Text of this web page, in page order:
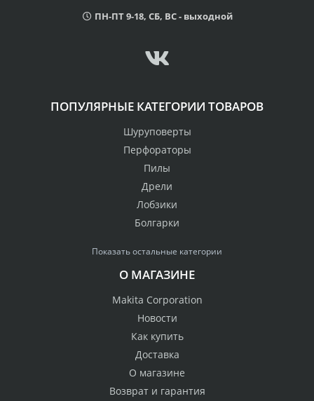
ПН-ПТ 9-18, СБ, ВС - выходной
ПОПУЛЯРНЫЕ КАТЕГОРИИ ТОВАРОВ
Шуруповерты
Перфораторы
Пилы
Дрели
Лобзики
Болгарки
Показать остальные категории
О МАГАЗИНЕ
Makita Corporation
Новости
Как купить
Доставка
О магазине
Возврат и гарантия